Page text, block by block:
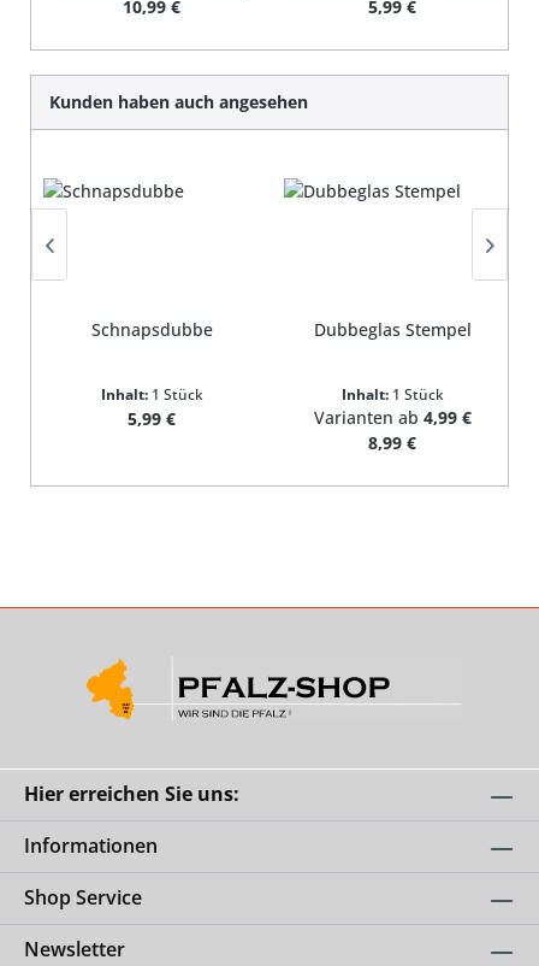
Regulärer Preis:
10,99 € Regulärer Preis:
5,99 €
Kunden haben auch angesehen
Schnapsdubbe
Inhalt: 1 Stück
Regulärer Preis:
5,99 €
Dubbeglas Stempel
Inhalt: 1 Stück
Varianten ab 4,99 €
Regulärer Preis:
8,99 €
Hier erreichen Sie uns:
Informationen
Shop Service
Newsletter